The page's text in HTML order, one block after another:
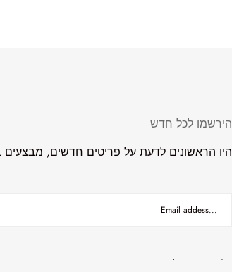
הירשמו לכל חדש
היו הראשונים לדעת על פריטים חדשים, מבצעים